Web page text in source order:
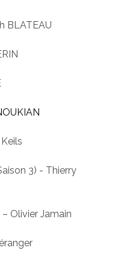
BLATEAU
3) - Thierry
– Olivier Jamain